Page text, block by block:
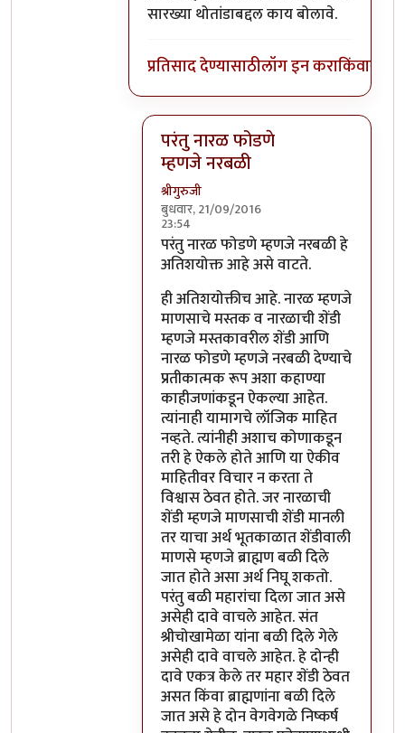
सारख्या थोतांडाबद्दल काय बोलावे.
प्रतिसाद देण्यासाठीलॉग इन कराकिंवा
परंतु नारळ फोडणे
म्हणजे नरबळी
श्रीगुरुजी
बुधवार, 21/09/2016
23:54
In reply toमला शास्त्रार्थ वगैरे काही
परंतु नारळ फोडणे म्हणजे नरबळी हे
अतिशयोक्त आहे असे वाटते.
ही अतिशयोक्तीच आहे. नारळ म्हणजे
माणसाचे मस्तक व नारळाची शेंडी
म्हणजे मस्तकावरील शेंडी आणि
नारळ फोडणे म्हणजे नरबळी देण्याचे
प्रतीकात्मक रूप अशा कहाण्या
काहीजणांकडून ऐकल्या आहेत.
त्यांनाही यामागचे लॉजिक माहित
नव्हते. त्यांनीही अशाच कोणाकडून
तरी हे ऐकले होते आणि या ऐकीव
माहितीवर विचार न करता ते
विश्वास ठेवत होते. जर नारळाची
शेंडी म्हणजे माणसाची शेंडी मानली
तर याचा अर्थ भूतकाळात शेंडीवाली
माणसे म्हणजे ब्राह्मण बळी दिले
जात होते असा अर्थ निघू शकतो.
परंतु बळी महारांचा दिला जात असे
असेही दावे वाचले आहेत. संत
श्रीचोखामेळा यांना बळी दिले गेले
असेही दावे वाचले आहेत. हे दोन्ही
दावे एकत्र केले तर महार शेंडी ठेवत
असत किंवा ब्राह्मणांना बळी दिले
जात असे हे दोन वेगवेगळे निष्कर्ष